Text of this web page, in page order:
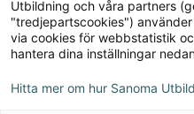
Utbildning och våra partners
"tredjepartscookies")
via cookies för webbstatistik
hantera dina inställningar
Hitta mer om hur Sanoma